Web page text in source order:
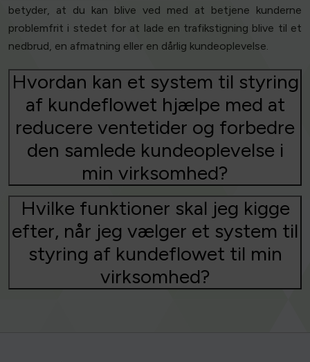
betyder, at du kan blive ved med at betjene kunderne
problemfrit i stedet for at lade en trafikstigning blive til et
nedbrud, en afmatning eller en dårlig kundeoplevelse.
Hvordan kan et system til styring
af kundeflowet hjælpe med at
reducere ventetider og forbedre
den samlede kundeoplevelse i
min virksomhed?
Hvilke funktioner skal jeg kigge
efter, når jeg vælger et system til
styring af kundeflowet til min
virksomhed?